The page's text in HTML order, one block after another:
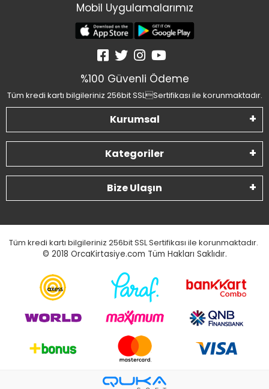
Mobil Uygulamalarımız
%100 Güvenli Ödeme
Tüm kredi kartı bilgileriniz 256bit SSLSertifikası ile korunmaktadır.
Kurumsal
Kategoriler
Bize Ulaşın
Tüm kredi kartı bilgileriniz 256bit SSL Sertifikası ile korunmaktadır.
© 2018 OrcaKirtasiye.com Tüm Hakları Saklıdır.